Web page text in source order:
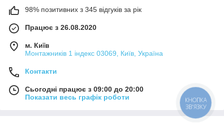
98% позитивних з 345 відгуків за рік
Працює з 26.08.2020
м. Київ
Монтажників 1 індекс 03069, Київ, Україна
Контакти
Сьогодні працює з 09:00 до 20:00
Показати весь графік роботи
КНОПКА
ЗВ'ЯЗКУ